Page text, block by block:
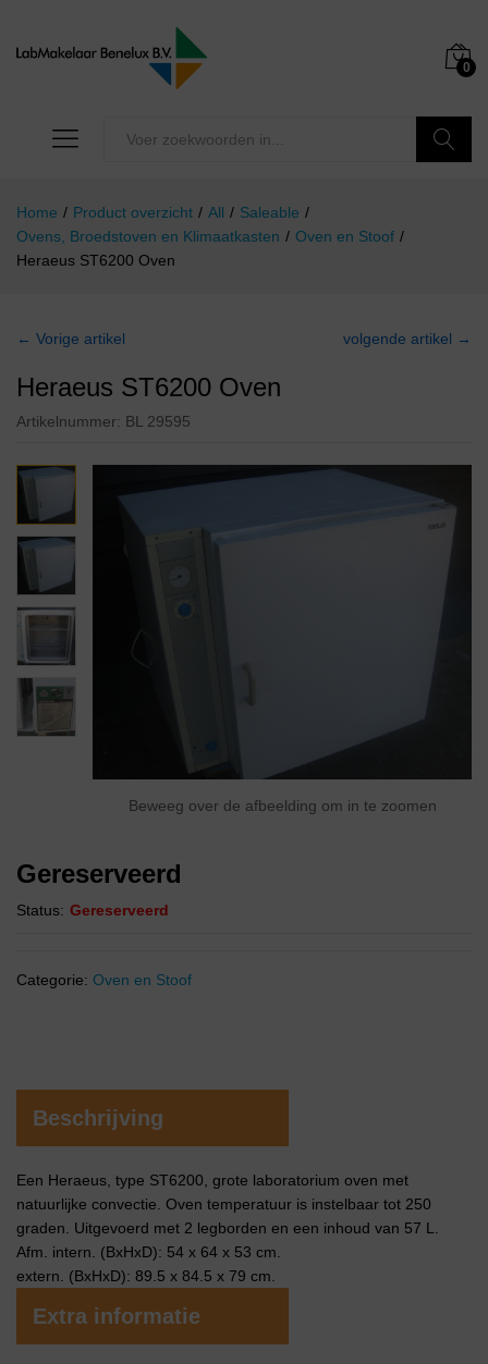
0
Home / Product overzicht / All / Saleable /
Ovens, Broedstoven en Klimaatkasten / Oven en Stoof /
Heraeus ST6200 Oven
← Vorige artikel volgende artikel →
Heraeus ST6200 Oven
Artikelnummer: BL 29595
Beweeg over de afbeelding om in te zoomen
Gereserveerd
Status: Gereserveerd
Categorie: Oven en Stoof
Beschrijving
Een Heraeus, type ST6200, grote laboratorium oven met
natuurlijke convectie. Oven temperatuur is instelbaar tot 250
graden. Uitgevoerd met 2 legborden en een inhoud van 57 L.
Afm. intern. (BxHxD): 54 x 64 x 53 cm.
extern. (BxHxD): 89.5 x 84.5 x 79 cm.
Extra informatie